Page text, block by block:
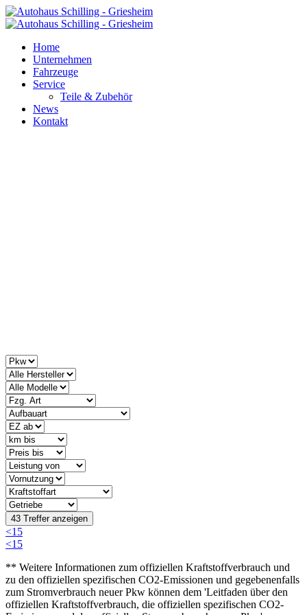
Home
Unternehmen
Fahrzeuge
Service
Teile & Zubehör
News
Kontakt
<1 5
<1 5
** Weitere Informationen zum offiziellen Kraftstoffverbrauch und
zu den offiziellen spezifischen CO2-Emissionen und gegebenenfalls
zum Stromverbrauch neuer Pkw können dem 'Leitfaden über den
offiziellen Kraftstoffverbrauch, die offiziellen spezifischen CO2-